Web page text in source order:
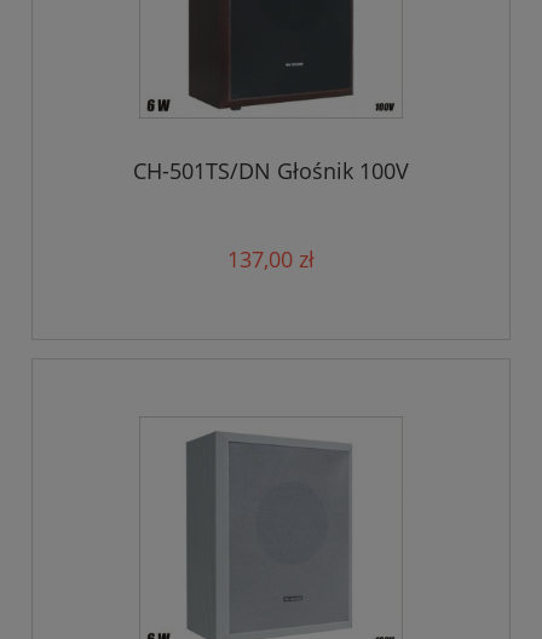
CH-501TS/DN Głośnik 100V
137,00 zł